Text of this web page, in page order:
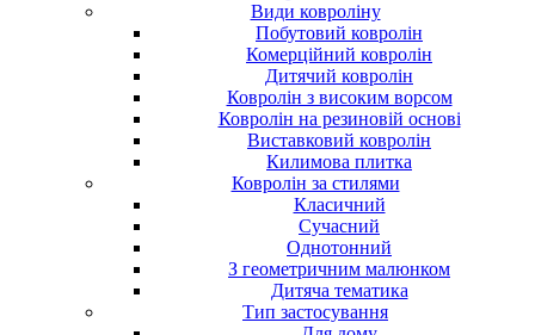
Види ковроліну
Побутовий ковролін
Комерційний ковролін
Дитячий ковролін
Ковролін з високим ворсом
Ковролін на резиновій основі
Виставковий ковролін
Килимова плитка
Ковролін за стилями
Класичний
Сучасний
Однотонний
З геометричним малюнком
Дитяча тематика
Тип застосування